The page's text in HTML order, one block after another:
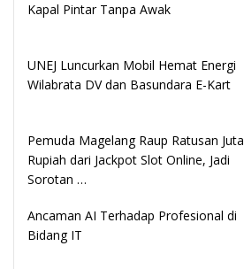
Kapal Pintar Tanpa Awak
UNEJ Luncurkan Mobil Hemat Energi
Wilabrata DV dan Basundara E-Kart
Pemuda Magelang Raup Ratusan Juta
Rupiah dari Jackpot Slot Online, Jadi
Sorotan …
Ancaman AI Terhadap Profesional di
Bidang IT